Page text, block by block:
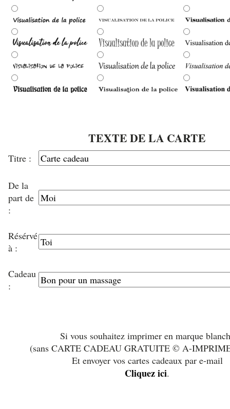
TEXTE DE LA CARTE
Titre :
De la
part de
:
Résérvé
à :
Cadeau
:
Si vous souhaitez imprimer en marque
(sans CARTE CADEAU GRATUITE © A-
Et envoyer vos cartes cadeaux par e-mail
Cliquez ici.